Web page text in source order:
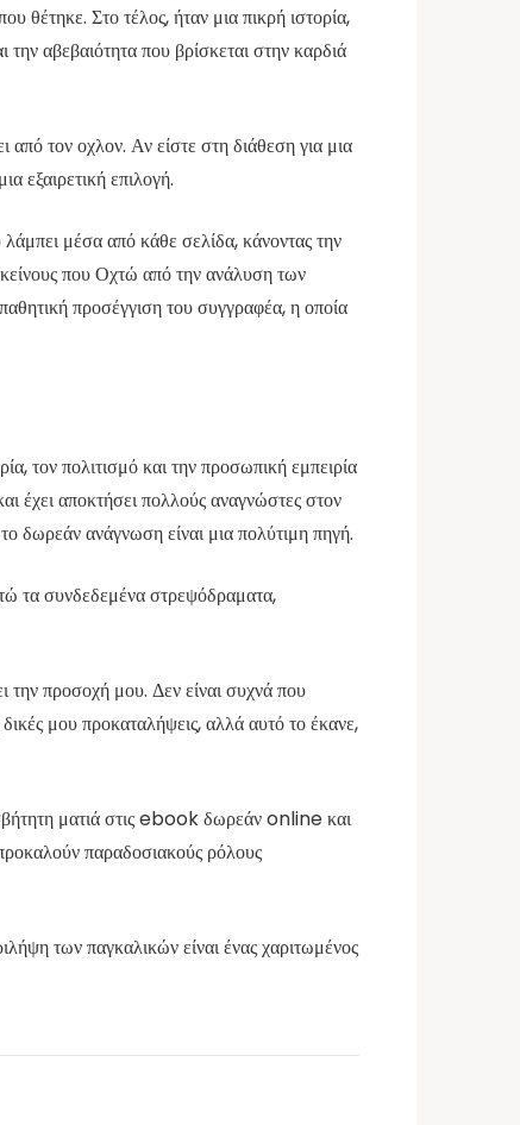
θέτηκε. Στο τέλος, ήταν μια πικρή ιστορία,
αβεβαιότητα που βρίσκεται στην καρδιά
από τον οχλον. Αν είστε στη διάθεση για μια
εξαιρετική επιλογή.
μέσα από κάθε σελίδα, κάνοντας την
που Οχτώ από την ανάλυση των
προσέγγιση του συγγραφέα, η οποία
τον πολιτισμό και την προσωπική εμπειρία
έχει αποκτήσει πολλούς αναγνώστες στον
δωρεάν ανάγνωση είναι μια πολύτιμη πηγή.
τα συνδεδεμένα στρεψόδραματα,
την προσοχή μου. Δεν είναι συχνά που
μου προκαταλήψεις, αλλά αυτό το έκανε,
ματιά στις ebook δωρεάν online και
παραδοσιακούς ρόλους
των παγκαλικών είναι ένας χαριτωμένος